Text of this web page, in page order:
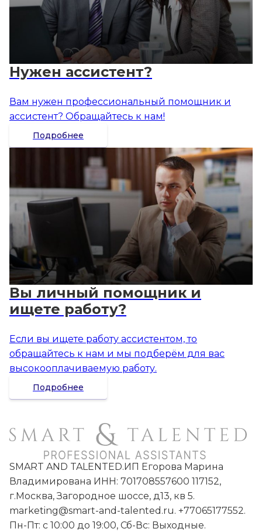
Нужен ассистент?
Вам нужен профессиональный помощник и
ассистент? Обращайтесь к нам!
Подробнее
Вы личный помощник и
ищете работу?
Если вы ищете работу ассистентом, то
обращайтесь к нам и мы подберём для вас
высокооплачиваемую работу.
Подробнее
SMART AND TALENTED.ИП Егорова Марина
Владимирована ИНН: 701708557600 117152,
г.Москва, Загородное шоссе, д13, кв 5.
marketing@smart-and-talented.ru. +77065177552.
Пн-Пт: с 10:00 до 19:00, Сб-Вс: Выходные.